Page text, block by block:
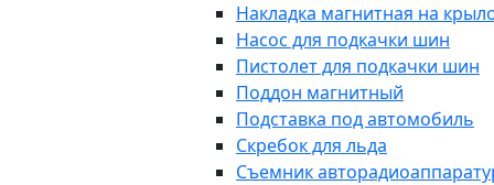
Накладка магнитная на
Насос для подкачки шин
Пистолет для подкачки шин
Поддон магнитный
Подставка под автомобиль
Скребок для льда
Съемник